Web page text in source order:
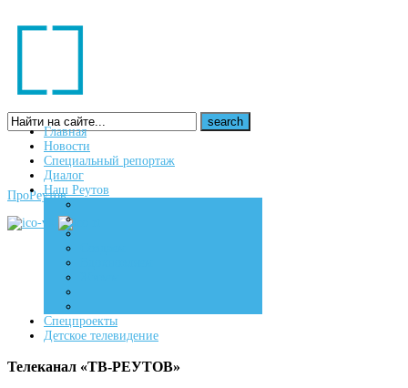
16+
ПроРеутов
Главная
Новости
Специальный репортаж
Диалог
Наш Реутов
Спецпроекты
Детское телевидение
Телеканал «ТВ-РЕУТОВ»